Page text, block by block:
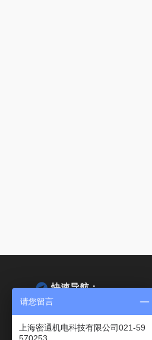
快速导航：
网站首页 公司简介
请您留言
上海密通机电科技有限公司021-59